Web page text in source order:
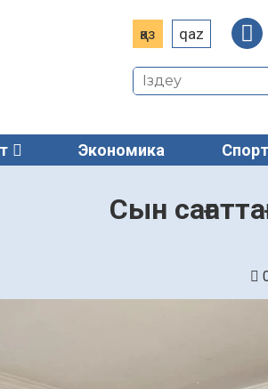
қаз qaz
Экономика Спорт
Сын